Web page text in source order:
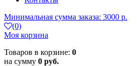
Минимальная сумма заказа: 3000 р.
(0)
Моя корзина
Товаров в корзине: 0
на сумму 0 руб.